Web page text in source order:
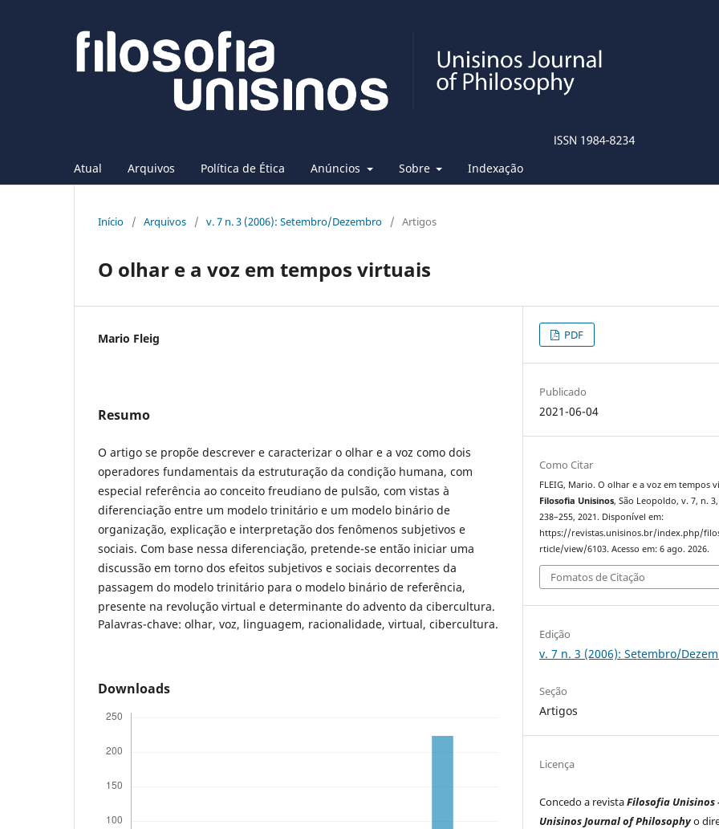
Atual Arquivos Política de Ética Anúncios Sobre Indexação
Início / Arquivos / v. 7 n. 3 (2006): Setembro/Dezembro / Artigos
O olhar e a voz em tempos virtuais
Mario Fleig
Resumo
O artigo se propõe descrever e caracterizar o olhar e a voz como dois
operadores fundamentais da estruturação da condição humana, com
especial referência ao conceito freudiano de pulsão, com vistas à
diferenciação entre um modelo trinitário e um modelo binário de
organização, explicação e interpretação dos fenômenos subjetivos e
sociais. Com base nessa diferenciação, pretende-se então iniciar uma
discussão em torno dos efeitos subjetivos e sociais decorrentes da
passagem do modelo trinitário para o modelo binário de referência,
presente na revolução virtual e determinante do advento da cibercultura.
Palavras-chave: olhar, voz, linguagem, racionalidade, virtual, cibercultura.
Downloads
PDF
Publicado
2021-06-04
Como Citar
FLEIG, Mario. O olhar e a voz em tempos
Filosofia Unisinos, São Leopoldo, v. 7, n.
238–255, 2021. Disponível em:
https://revistas.unisinos.br/index.php/
rticle/view/6103. Acesso em: 6 ago. 2026.
Fomatos de Citação
Edição
v. 7 n. 3 (2006): Setembro/
Seção
Artigos
Licença
Concedo a revistaFilosofia Unisinos
Unisinos Journal of Philosophyo